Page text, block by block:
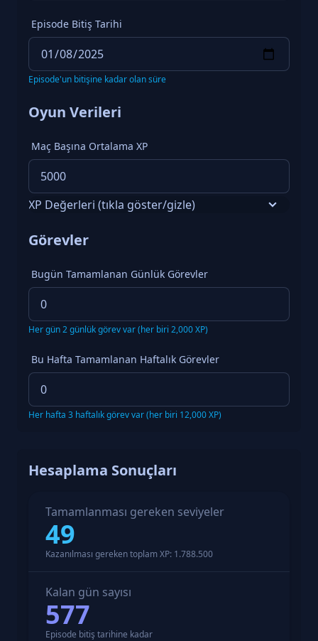
Episode Bitiş Tarihi
Episode'un bitişine kadar olan süre
Oyun Verileri
Maç Başına Ortalama XP
XP Değerleri (tıkla göster/gizle)
Maç Kazancı
Spike Plant/Defuse
+300 XP
Round Kazancı
Haftalık Görev
12,000 XP
Görevler
Bugün Tamamlanan Günlük Görevler
Her gün 2 günlük görev var (her biri 2,000 XP)
Bu Hafta Tamamlanan Haftalık Görevler
Her hafta 3 haftalık görev var (her biri 12,000 XP)
Hesaplama Sonuçları
Tamamlanması gereken seviyeler
49
Kazanılması gereken toplam XP: 1.788.500
Kalan gün sayısı
577
Episode bitiş tarihine kadar